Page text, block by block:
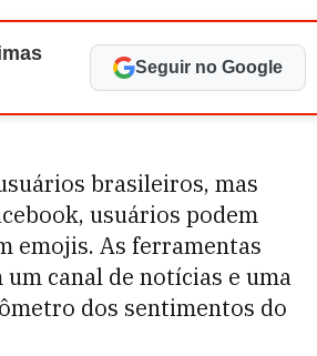
Seguir no Google
brasileiros, mas
usuários podem
emojis. As ferramentas
canal de notícias e uma
dos sentimentos do